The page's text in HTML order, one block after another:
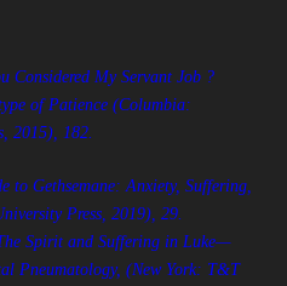
Considered My Servant Job ?
of Patience (Columbia:
2015), 182.
to Gethsemane: Anxiety, Suffering,
Press, 2019), 29.
Spirit and Suffering in Luke—
Pneumatology, (New York: T&T